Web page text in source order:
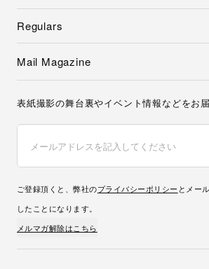
Regulars
Mail Magazine
表紙撮影の舞台裏やイベント情報などをお
ご登録頂くと、弊社のプライバシーポリシー とメー
したことになります。
メルマガ解除はこちら